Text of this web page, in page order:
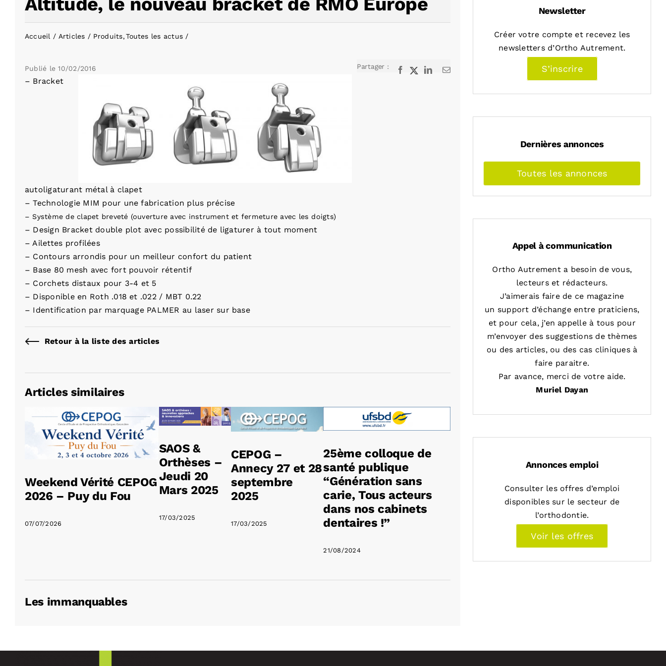
Accueil Articles Produits Toutes les actus
Publié le 10/02/2016 Partager : Facebook
X LinkedInEmail
– Bracket
autoligaturant métal à clapet
– Technologie MIM pour une fabrication plus précise
– Système de clapet breveté (ouverture avec instrument et fermeture avec les doigts)
– Design Bracket double plot avec possibilité de ligaturer à tout moment
– Ailettes profilées
– Contours arrondis pour un meilleur confort du patient
– Base 80 mesh avec fort pouvoir rétentif
– Corchets distaux pour 3-4 et 5
– Disponible en Roth .018 et .022 / MBT 0.22
– Identification par marquage PALMER au laser sur base
Retour à la liste des articles
Articles similaires
Weekend Vérité CEPOG
2026 – Puy du Fou
07/07/2026
SAOS &
Orthèses –
Jeudi 20
Mars 2025
17/03/2025
CEPOG –
Annecy 27 et 28
septembre
2025
17/03/2025
25ème colloque de
santé publique
“Génération sans
carie, Tous acteurs
dans nos cabinets
dentaires !”
21/08/2024
Les immanquables
Newsletter
Créer votre compte et recevez les
newsletters d’Ortho Autrement.
S’inscrire
Dernières annonces
Toutes les annonces
Appel à communication
Ortho Autrement a besoin de vous,
lecteurs et rédacteurs.
J’aimerais faire de ce magazine
un support d’échange entre praticiens,
et pour cela, j’en appelle à tous pour
m’envoyer des suggestions de thèmes
ou des articles, ou des cas cliniques à
faire paraitre.
Par avance, merci de votre aide.
Muriel Dayan
Annonces emploi
Consulter les offres d’emploi
disponibles sur le secteur de
l’orthodontie.
Voir les offres